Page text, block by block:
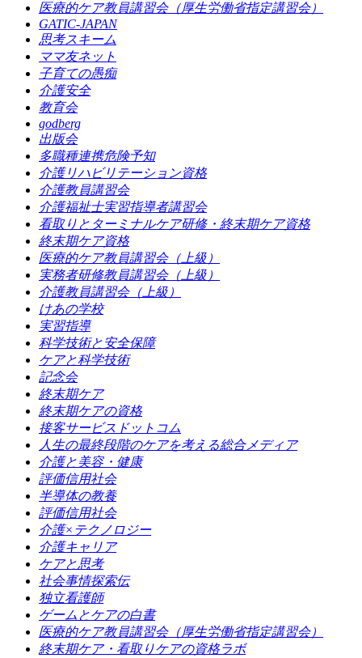
医療的ケア教員講習会（厚生労働省指定講習会）
GATIC-JAPAN
思考スキーム
ママ友ネット
子育ての愚痴
介護安全
教育会
godberg
出版会
多職種連携危険予知
介護リハビリテーション資格
介護教員講習会
介護福祉士実習指導者講習会
看取りとターミナルケア研修・終末期ケア資格
終末期ケア資格
医療的ケア教員講習会（上級）
実務者研修教員講習会（上級）
介護教員講習会（上級）
けあの学校
実習指導
科学技術と安全保障
ケアと科学技術
記念会
終末期ケア
終末期ケアの資格
接客サービスドットコム
人生の最終段階のケアを考える総合メディア
介護と美容・健康
評価信用社会
半導体の教養
評価信用社会
介護×テクノロジー
介護キャリア
ケアと思考
社会事情探索伝
独立看護師
ゲームとケアの白書
医療的ケア教員講習会（厚生労働省指定講習会）
終末期ケア・看取りケアの資格ラボ